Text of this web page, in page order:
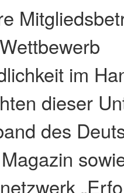
im
dieser
des